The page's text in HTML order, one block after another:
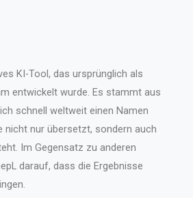
KI-Tool, das ursprünglich als
entwickelt wurde. Es stammt aus
schnell weltweit einen Namen
nicht nur übersetzt, sondern auch
Im Gegensatz zu anderen
darauf, dass die Ergebnisse